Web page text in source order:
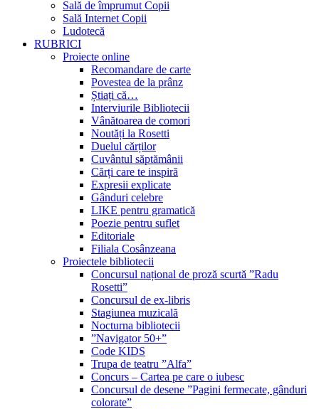
Sală de împrumut Copii
Sală Internet Copii
Ludotecă
RUBRICI
Proiecte online
Recomandare de carte
Povestea de la prânz
Știați că…
Interviurile Bibliotecii
Vânătoarea de comori
Noutăți la Rosetti
Duelul cărților
Cuvântul săptămânii
Cărți care te inspiră
Expresii explicate
Gânduri celebre
LIKE pentru gramatică
Poezie pentru suflet
Editoriale
Filiala Cosânzeana
Proiectele bibliotecii
Concursul național de proză scurtă ”Radu
Rosetti”
Concursul de ex-libris
Stagiunea muzicală
Nocturna bibliotecii
”Navigator 50+”
Code KIDS
Trupa de teatru ”Alfa”
Concurs – Cartea pe care o iubesc
Concursul de desene ”Pagini fermecate, gânduri
colorate”